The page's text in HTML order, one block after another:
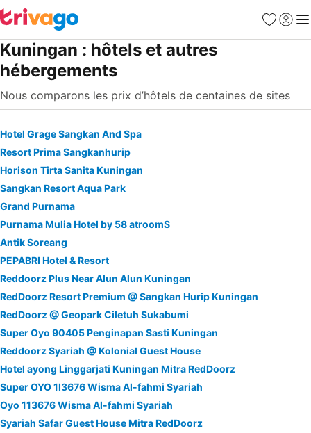
Favoris
Se
Kuningan : hôtels et autres
hébergements
Nous comparons les prix d’hôtels de centaines de sites
Hotel Grage Sangkan And Spa
Resort Prima Sangkanhurip
Horison Tirta Sanita Kuningan
Sangkan Resort Aqua Park
Grand Purnama
Purnama Mulia Hotel by 58 atroomS
Antik Soreang
PEPABRI Hotel & Resort
Reddoorz Plus Near Alun Alun Kuningan
RedDoorz Resort Premium @ Sangkan Hurip Kuningan
RedDoorz @ Geopark Ciletuh Sukabumi
Super Oyo 90405 Penginapan Sasti Kuningan
Reddoorz Syariah @ Kolonial Guest House
Hotel ayong Linggarjati Kuningan Mitra RedDoorz
Super OYO 1I3676 Wisma Al-fahmi Syariah
Oyo 113676 Wisma Al-fahmi Syariah
Syariah Safar Guest House Mitra RedDoorz